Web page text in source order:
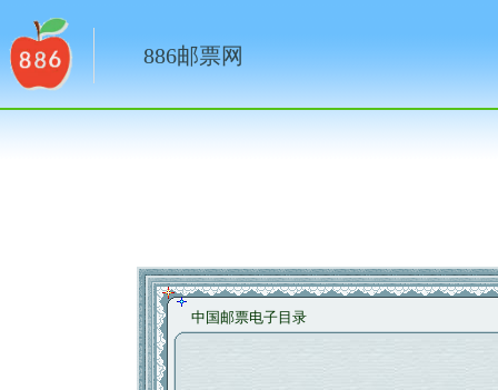
886邮票网
中国邮票电子目录